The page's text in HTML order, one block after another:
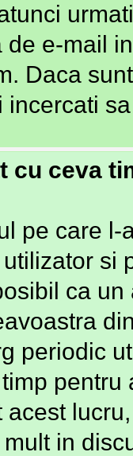
e-mail
Daca
incercati
cu ceva
pe care
si
ca
periodic
acest
in